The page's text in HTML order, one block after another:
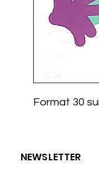
Format 30
NEWSLETTER